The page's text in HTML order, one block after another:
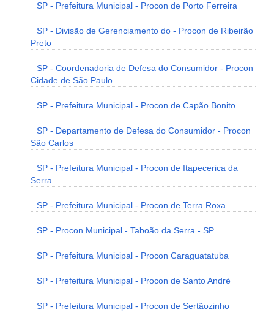
SP - Prefeitura Municipal - Procon de Porto Ferreira
SP - Divisão de Gerenciamento do - Procon de Ribeirão
Preto
SP - Coordenadoria de Defesa do Consumidor - Procon
Cidade de São Paulo
SP - Prefeitura Municipal - Procon de Capão Bonito
SP - Departamento de Defesa do Consumidor - Procon
São Carlos
SP - Prefeitura Municipal - Procon de Itapecerica da
Serra
SP - Prefeitura Municipal - Procon de Terra Roxa
SP - Procon Municipal - Taboão da Serra - SP
SP - Prefeitura Municipal - Procon Caraguatatuba
SP - Prefeitura Municipal - Procon de Santo André
SP - Prefeitura Municipal - Procon de Sertãozinho